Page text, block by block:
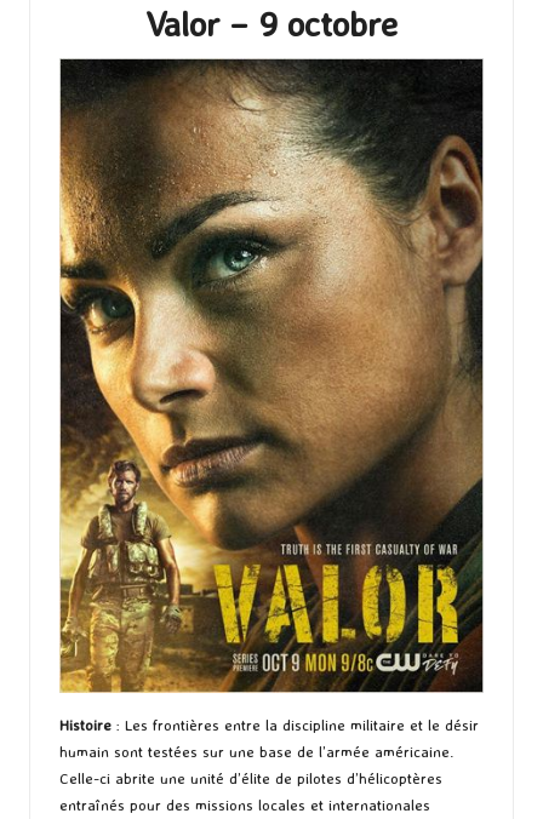
Valor – 9 octobre
Histoire : Les frontières entre la discipline militaire et le désir
humain sont testées sur une base de l’armée américaine.
Celle-ci abrite une unité d’élite de pilotes d’hélicoptères
entraînés pour des missions locales et internationales